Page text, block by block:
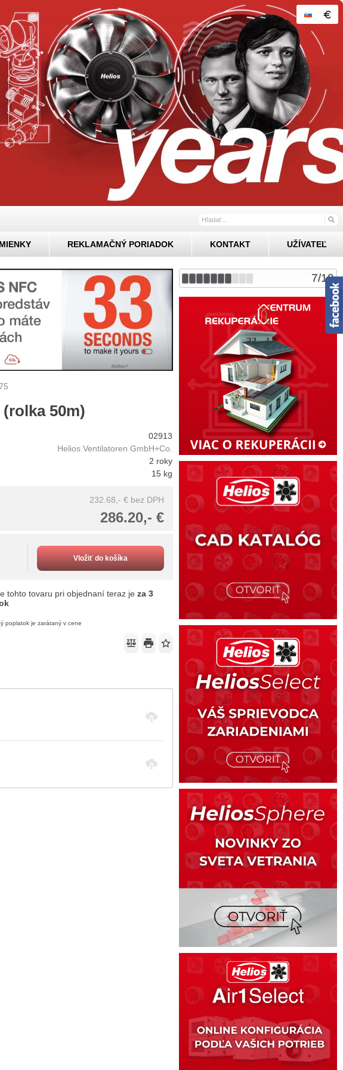
REKLAMAČNÝ PORIADOK KONTAKT UŽÍVATEĽ
7/10
50m)
02913
Helios Ventilatoren GmbH+Co.
2 roky
15 kg
232.68,- € bez DPH
286.20,- €
Vložiť do košíka
tohto tovaru pri objednaní teraz jeza 3
poplatok je zarátaný v cene